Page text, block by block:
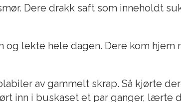
Dere drakk saft som inneholdt
lekte hele dagen. Dere kom
av gammelt skrap. Så kjørte
inn i buskaset et par ganger, lærte